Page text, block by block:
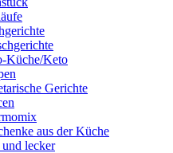
Küche/Keto
Gerichte
aus der Küche
lecker